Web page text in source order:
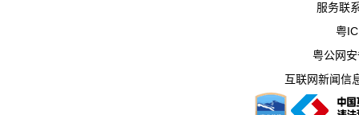
服务联
粤
粤公网
互联网新闻信